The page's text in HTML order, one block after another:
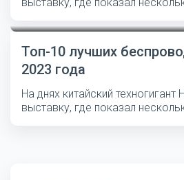
Топ-10 лучших
2023 года
На днях китайский техногигант
выставку, где показал